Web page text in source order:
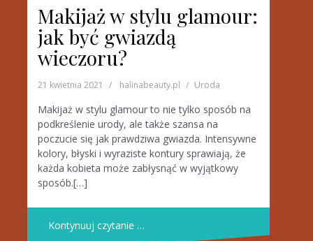
Makijaż w stylu glamour:
jak być gwiazdą
wieczoru?
21 kwietnia 2021 halinabeauty.pl Uroda
Makijaż w stylu glamour to nie tylko sposób na
podkreślenie urody, ale także szansa na
poczucie się jak prawdziwa gwiazda. Intensywne
kolory, błyski i wyraziste kontury sprawiają, że
każda kobieta może zabłysnąć w wyjątkowy
sposób.[…]
Kontynuuj czytanie …